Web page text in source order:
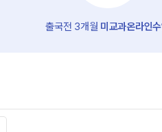
출국전 3개월 미교과온라인